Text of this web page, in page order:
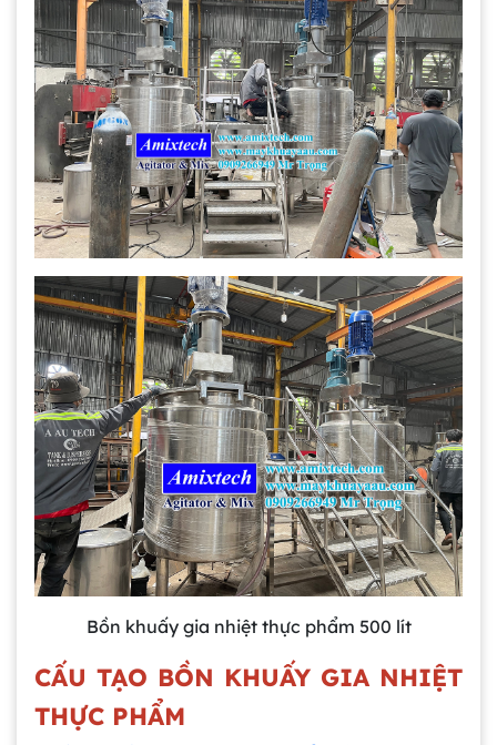
Bồn khuấy gia nhiệt thực phẩm 500 lít
CẤU TẠO BỒN KHUẤY GIA NHIỆT
THỰC PHẨM